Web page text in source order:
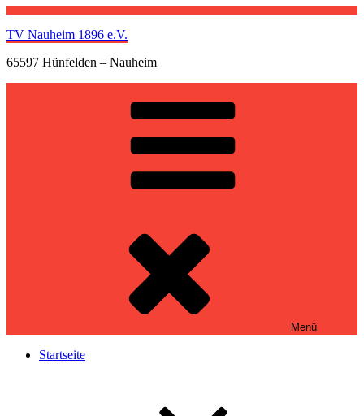
Zum
Inhalt
springen
TV Nauheim 1896 e.V.
65597 Hünfelden – Nauheim
Menü
Startseite